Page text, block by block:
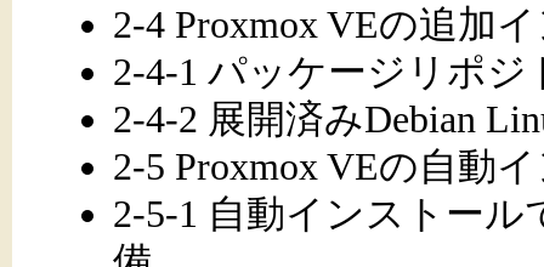
2-4 Proxmox VEの追加
2-4-1 パッケージリポジ
2-4-2 展開済みDebian
2-5 Proxmox VEの自動
2-5-1 自動インストー